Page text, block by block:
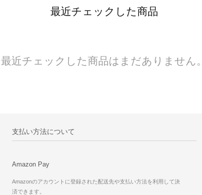
最近チェックした商品
最近チェックした商品はまだありません。
支払い方法について
Amazon Pay
Amazonのアカウントに登録された配送先や支払い方法を利用して決
済できます。